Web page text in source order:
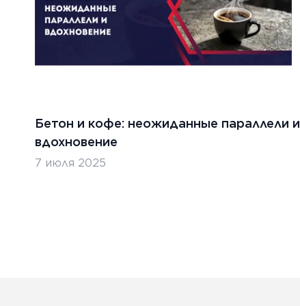
Бетон и кофе: неожиданные параллели и
вдохновение
7 июля 2025